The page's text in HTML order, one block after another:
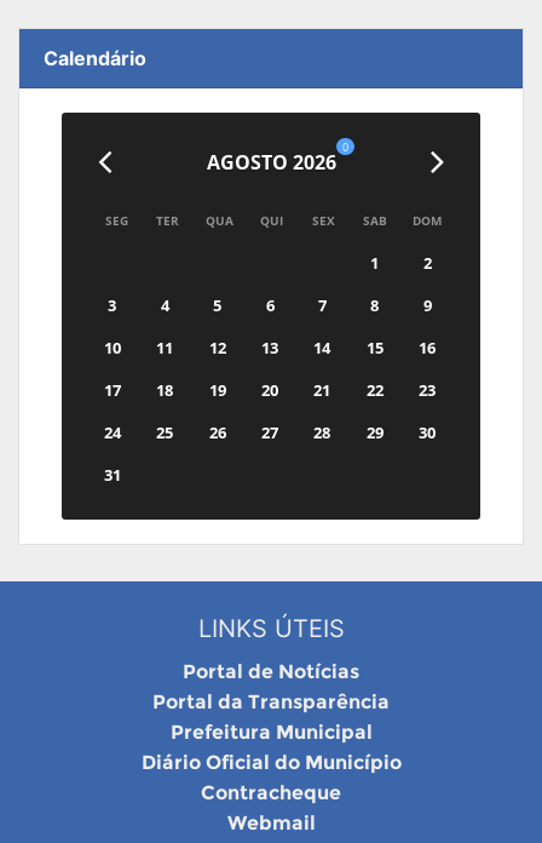
Calendário
AGOSTO 2026
0
SEG TER QUA QUI SEX SAB DOM
1
2
3
4 5 6 7 8
9
10
11 12 13 14 15
16
17
18 19 20 21 22
23
24
25 26 27 28 29
30
31
LINKS ÚTEIS
Portal de Notícias
Portal da Transparência
Prefeitura Municipal
Diário Oficial do Município
Contracheque
Webmail